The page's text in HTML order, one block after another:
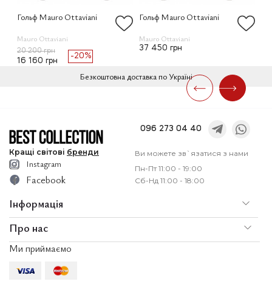
Гольф Mauro Ottaviani
Mauro Ottaviani
20 200 грн
16 160 грн
-20%
Гольф Mauro Ottaviani
Mauro Ottaviani
37 450 грн
Безкоштовна доставка по Україні
Кращі світові бренди
096 273 04 40
Ви можете зв`язатися з нами
Пн-Пт 11:00 - 19:00
Сб-Нд 11:00 - 18:00
Про нас
Послуги
Інформація
Доставка і оплата
Instagram
Facebook
Ми приймаємо